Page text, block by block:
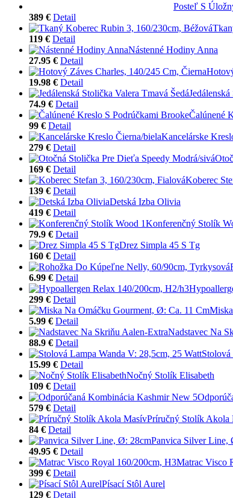
Posteľ S
389 € Detail
119 € Detail
Nástenné Hodiny Anna
27.95 € Detail
19.98 € Detail
74.9 € Detail
Čalúnené
99 € Detail
Kancelárske
279 € Detail
169 € Detail
Koberec
139 € Detail
Detská Izba Olivia
419 € Detail
Konferenčný Stolík
79.9 € Detail
Drez Simpla 45 S Tg
160 € Detail
6.99 € Detail
299 € Detail
5.99 € Detail
Nadstavec Na
88.9 € Detail
15.99 € Detail
Nočný Stolík Elisabeth
109 € Detail
579 € Detail
Príručný Stolík Akola
84 € Detail
Panvica Silver Line,
49.95 € Detail
Matrac Visco
399 € Detail
Písací Stôl Aurel
129 € Detail